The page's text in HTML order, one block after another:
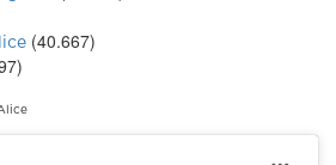
(40.667)